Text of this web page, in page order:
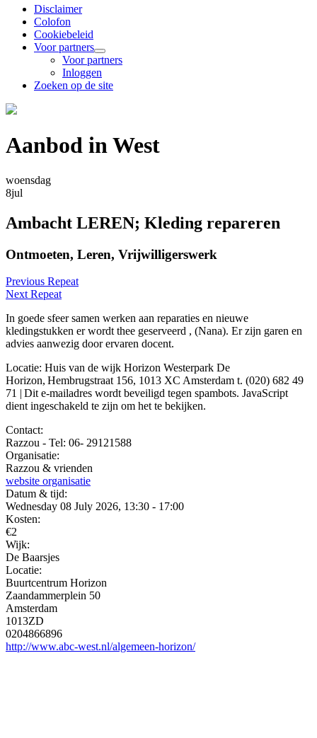
Disclaimer
Colofon
Cookiebeleid
Voor partners
Voor partners
Inloggen
Zoeken op de site
Aanbod in West
woensdag
8jul
Ambacht LEREN; Kleding repareren
Ontmoeten, Leren, Vrijwilligerswerk
Previous Repeat
Next Repeat
In goede sfeer samen werken aan reparaties en nieuwe
kledingstukken er wordt thee geserveerd , (Nana). Er zijn garen en
advies aanwezig door ervaren docent.
Locatie: Huis van de wijk Horizon Westerpark De
Horizon, Hembrugstraat 156, 1013 XC Amsterdam t. (020) 682 49
71 | Dit e-mailadres wordt beveiligd tegen spambots. JavaScript
dient ingeschakeld te zijn om het te bekijken.
Contact:
Razzou - Tel: 06- 29121588
Organisatie:
Razzou & vrienden
website organisatie
Datum & tijd:
Wednesday 08 July 2026, 13:30 - 17:00
Kosten:
€2
Wijk:
De Baarsjes
Locatie:
Buurtcentrum Horizon
Zaandammerplein 50
Amsterdam
1013ZD
0204866896
http://www.abc-west.nl/algemeen-horizon/